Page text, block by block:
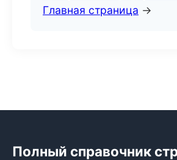
Главная страница →
Полный справочник